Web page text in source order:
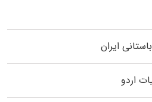
ایران
اردو